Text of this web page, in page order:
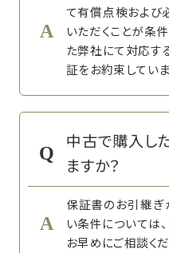
て有償点検および
いただくことが条
た弊社にて対応す
証をお約束していま
中古で購入し
ますか？
保証書のお引継ぎ
い条件については
お早めにご相談くだ